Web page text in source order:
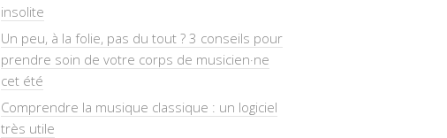
insolite
Un peu, à la folie, pas du tout ? 3 conseils pour
prendre soin de votre corps de musicien·ne
cet été
Comprendre la musique classique : un logiciel
très utile